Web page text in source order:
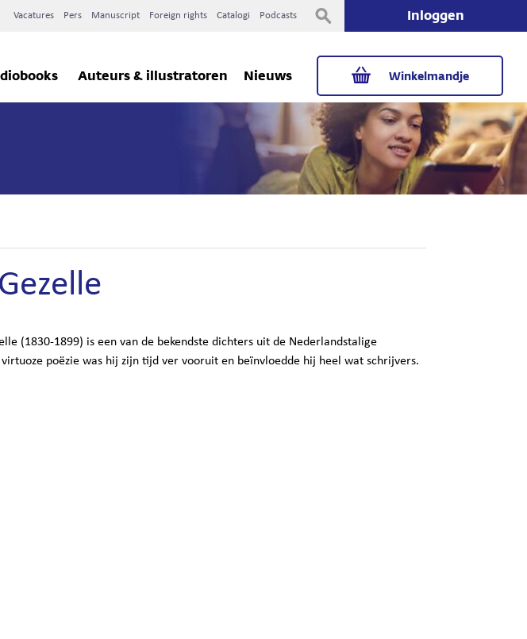
Vacatures Pers Manuscript Foreign rights Catalogi Podcasts Inloggen
Winkelmandje
Auteurs & illustratoren Nieuws
(1830-1899) is een van de bekendste dichters uit de Nederlandstalige
poëzie was hij zijn tijd ver vooruit en beïnvloedde hij heel wat schrijvers.